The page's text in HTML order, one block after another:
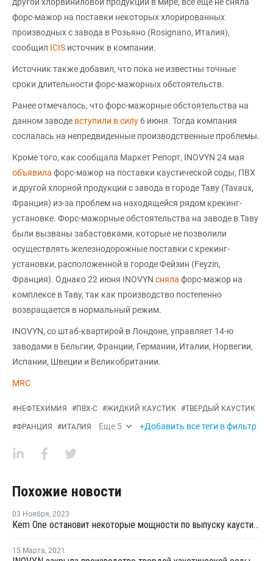
форс-мажор на поставки некоторых хлорированных
производных с завода в Розьяно (Rosignano, Италия),
сообщил ICIS источник в компании.
Источник также добавил, что пока не известны точные
сроки длительности форс-мажорных обстоятельств.
Ранее отмечалось, что форс-мажорные обстоятельства на
данном заводе вступили в силу 6 июня. Тогда компания
сослалась на непредвиденные производственные проблемы.
Кроме того, как сообщала Маркет Репорт, INOVYN 24 мая
объявила форс-мажор на поставки каустической соды, ПВХ
и другой хлорной продукции с завода в городе Таву (Tavaux,
Франция) из-за проблем на находящейся рядом крекинг-
установке. Форс-мажорные обстоятельства на заводе в Таву
были вызваны забастовками, которые не позволили
осуществлять железнодорожные поставки с крекинг-
установки, расположенной в городе Фейзин (Feyzin,
Франция). Однако 22 июня INOVYN сняла форс-мажор на
комплексе в Таву, так как производство постепенно
возвращается в нормальный режим.
INOVYN, со штаб-квартирой в Лондоне, управляет 14-ю
заводами в Бельгии, Франции, Германии, Италии, Норвегии,
Испании, Швеции и Великобритании.
MRC
#НЕФТЕХИМИЯ #ПВХ-С #ЖИДКИЙ КАУСТИК #ТВЕРДЫЙ КАУСТИК
#ФРАНЦИЯ #ИТАЛИЯ Еще 5 +Добавить все теги в фильтр
Похожие новости
03 Ноября, 2023
Kem One остановит некоторые мощности по выпуску каустика и хлора во Франции из-за низкой рентабельности
15 Марта, 2021